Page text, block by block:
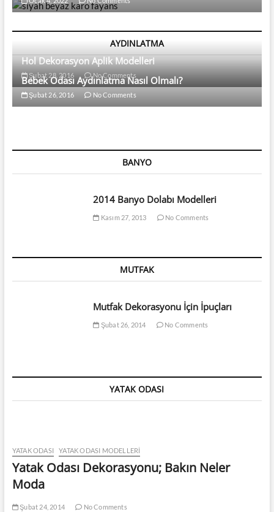
AYDINLATMA
Hol Dekorasyon Aplik Modelleri
Şubat 28, 2016 No Comments
Bebek Odası Aydınlatma Nasıl Olmalı?
Şubat 26, 2016 No Comments
BANYO
2014 Banyo Dolabı Modelleri
Kasım 27, 2013 No Comments
MUTFAK
Mutfak Dekorasyonu İçin İpuçları
Şubat 26, 2014 No Comments
YATAK ODASI
YATAK ODASI YATAK ODASI MODELLERI
Yatak Odası Dekorasyonu; Bakın Neler
Moda
Şubat 24, 2014 No Comments